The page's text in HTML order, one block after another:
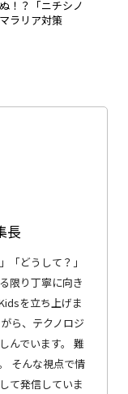
！？「ニチシノ
ラリア対策
長
「どうして？」
限り丁寧に向き
を立ち上げま
ら、テクノロジ
んでいます。 難
そんな視点で情
て発信していま